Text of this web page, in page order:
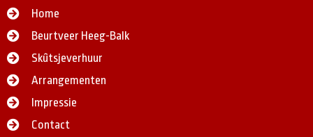
Home
Beurtveer Heeg-Balk
Skûtsjeverhuur
Arrangementen
Impressie
Contact